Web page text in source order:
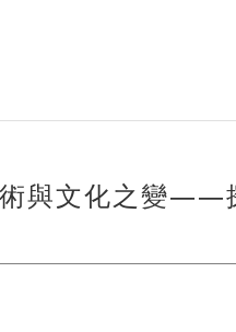
與文化之變——